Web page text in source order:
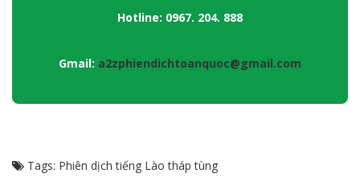
Hotline: 0967. 204. 888
Gmail: a2zphiendichtoanquoc@gmail.com
Tags: Phiên dịch tiếng Lào tháp tùng